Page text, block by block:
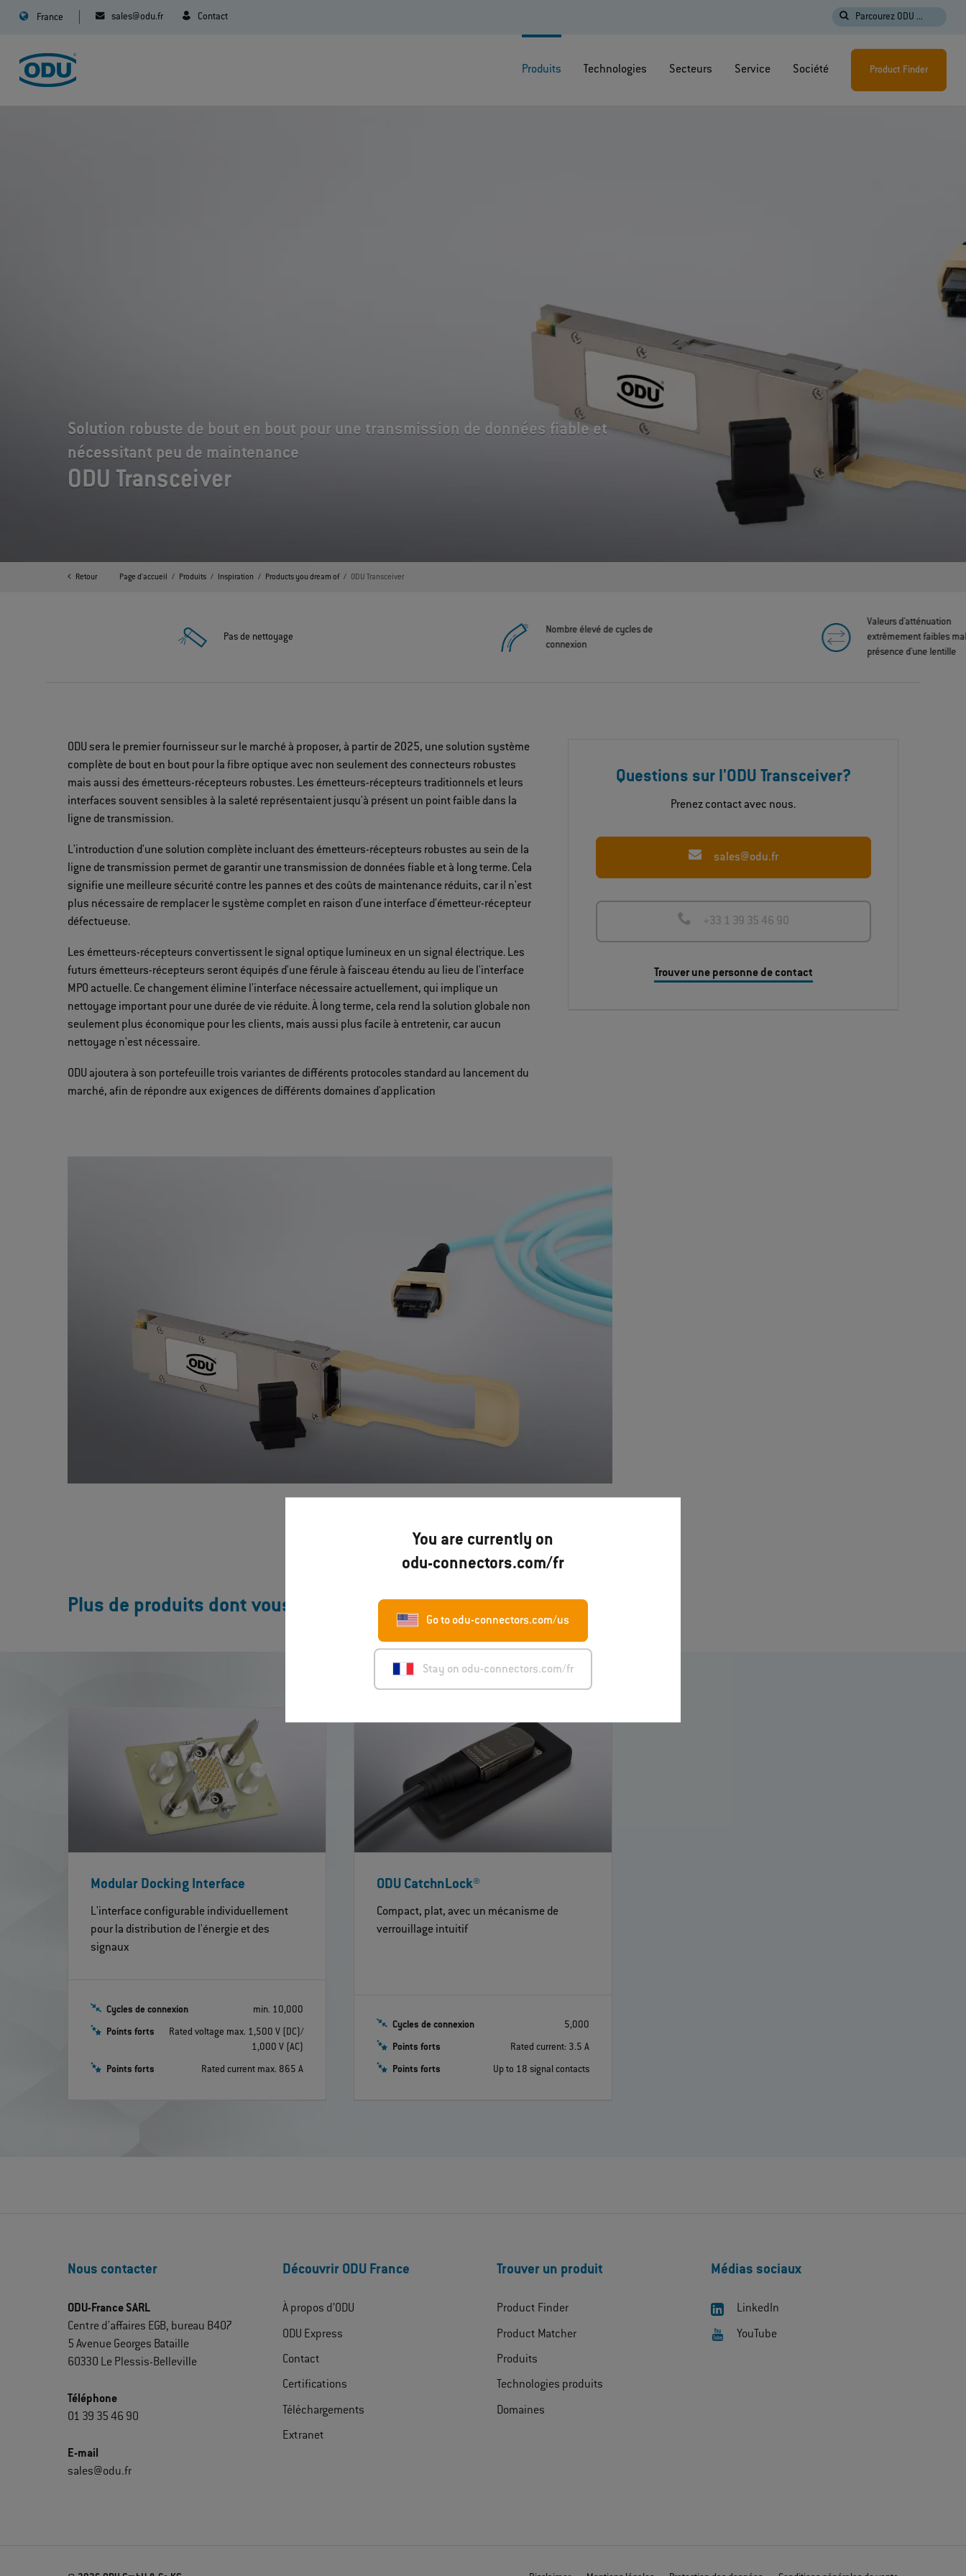
You are currently on
odu-connectors.com/fr
Go to odu-connectors.com/us
Stay on odu-connectors.com/fr
France sales@odu.fr Contact Parcourez ODU ...
Produits Technologies Secteurs Service Société Product Finder
ODU Transceiver
Solution robuste de bout en bout pour une transmission de données fiable et
nécessitant peu de maintenance
Retour Page d'accueil Produits Inspiration Products you dream of ODU Transceiver
Pas de nettoyage
Nombre élevé de cycles de
connexion
Valeurs d'atténuation
extrêmement faibles
présence d'une lentille
ODU sera le premier fournisseur sur le marché à proposer, à partir de 2025, une solution système
complète de bout en bout pour la fibre optique avec non seulement des connecteurs robustes
mais aussi des émetteurs-récepteurs robustes. Les émetteurs-récepteurs traditionnels et leurs
interfaces souvent sensibles à la saleté représentaient jusqu'à présent un point faible dans la
ligne de transmission.
L'introduction d'une solution complète incluant des émetteurs-récepteurs robustes au sein de la
ligne de transmission permet de garantir une transmission de données fiable et à long terme. Cela
signifie une meilleure sécurité contre les pannes et des coûts de maintenance réduits, car il n'est
plus nécessaire de remplacer le système complet en raison d'une interface d'émetteur-récepteur
défectueuse.
Les émetteurs-récepteurs convertissent le signal optique lumineux en un signal électrique. Les
futurs émetteurs-récepteurs seront équipés d'une férule à faisceau étendu au lieu de l'interface
MPO actuelle. Ce changement élimine l'interface nécessaire actuellement, qui implique un
nettoyage important pour une durée de vie réduite. À long terme, cela rend la solution globale non
seulement plus économique pour les clients, mais aussi plus facile à entretenir, car aucun
nettoyage n'est nécessaire.
ODU ajoutera à son portefeuille trois variantes de différents protocoles standard au lancement du
marché, afin de répondre aux exigences de différents domaines d'application
Questions sur l'ODU Transceiver?
Prenez contact avec nous.
sales@odu.fr
+33 1 39 35 46 90
Trouver une personne de contact
Plus de produits dont vous rêvez ...
Modular Docking Interface
L'interface configurable individuellement
pour la distribution de l'énergie et des
signaux
Cycles de connexion min. 10,000
Points forts
Rated voltage max. 1,500 V (DC)/
1,000 V (AC)
Points forts Rated current max. 865 A
ODU CatchnLock®
Compact, plat, avec un mécanisme de
verrouillage intuitif
Cycles de connexion 5,000
Points forts Rated current: 3.5 A
Points forts Up to 18 signal contacts
Nous contacter
ODU-France SARL
Centre d'affaires EGB, bureau B407
5 Avenue Georges Bataille
60330 Le Plessis-Belleville
Téléphone
01 39 35 46 90
E-mail
sales@odu.fr
Découvrir ODU France
À propos d’ODU
ODU Express
Contact
Certifications
Téléchargements
Extranet
Trouver un produit
Product Finder
Product Matcher
Produits
Technologies produits
Domaines
Médias sociaux
LinkedIn
YouTube